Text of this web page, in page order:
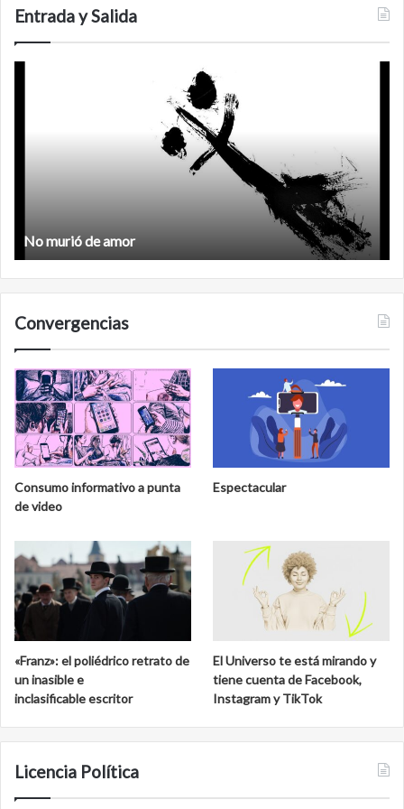
Entrada y Salida
Feminismo
Convergencias
Consumo informativo a punta
de video
Espectacular
«Franz»: el poliédrico retrato de
un inasible e
inclasificable escritor
El Universo te está mirando y
tiene cuenta de Facebook,
Instagram y TikTok
Licencia Política